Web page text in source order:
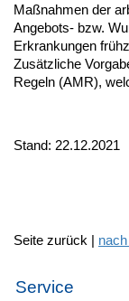
Maßnahmen der
Angebots- bzw.
Erkrankungen
Zusätzliche
Regeln (AMR),
Stand: 22.12.2021
Seite zurück |
Service